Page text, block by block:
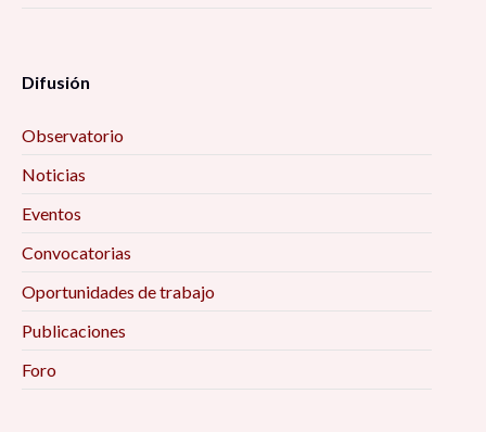
Difusión
Observatorio
Noticias
Eventos
Convocatorias
Oportunidades de trabajo
Publicaciones
Foro